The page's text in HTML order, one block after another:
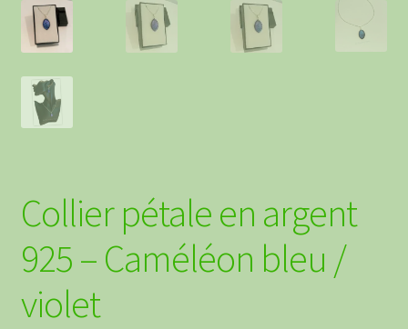
Collier pétale en argent
925 – Caméléon bleu /
violet